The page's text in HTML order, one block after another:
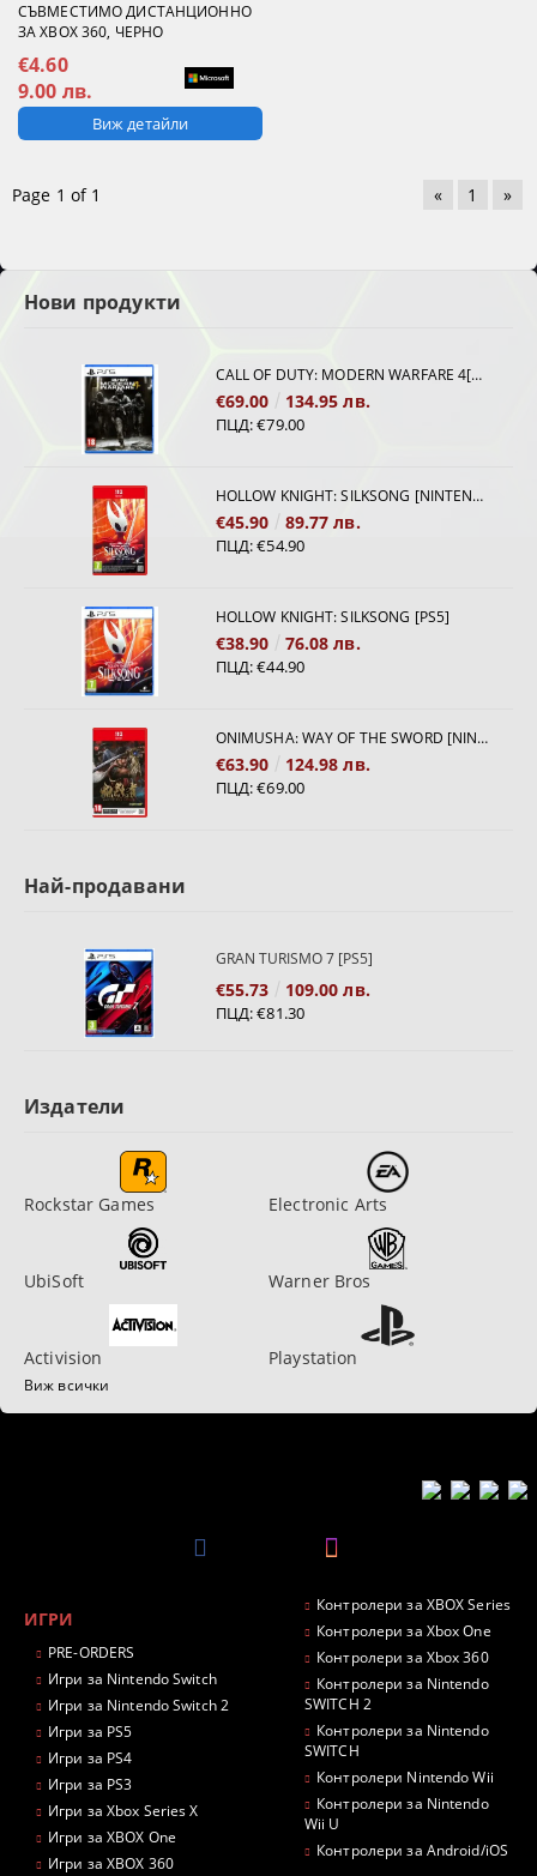
СЪВМЕСТИМО ДИСТАНЦИОННО
ЗА XBOX 360, ЧЕРНО
€4.60
9.00 лв.
Виж детайли
Page 1 of 1 « 1 »
Нови продукти
CALL OF DUTY: MODERN WARFARE 4[PS5]
€69.00 134.95 лв.
ПЦД:€79.00
HOLLOW KNIGHT: SILKSONG [NINTENDO SWITCH 2]
€45.90 89.77 лв.
ПЦД:€54.90
HOLLOW KNIGHT: SILKSONG [PS5]
€38.90 76.08 лв.
ПЦД:€44.90
ONIMUSHA: WAY OF THE SWORD [NINTENDO SWITCH 2]
€63.90 124.98 лв.
ПЦД:€69.00
Най-продавани
GRAN TURISMO 7 [PS5]
€55.73 109.00 лв.
ПЦД:€81.30
Издатели
Rockstar Games Electronic Arts
UbiSoft Warner Bros
Activision Playstation
Виж всички
ИГРИ
PRE-ORDERS
Игри за Nintendo Switch
Игри за Nintendo Switch 2
Игри за PS5
Игри за PS4
Игри за PS3
Игри за Xbox Series X
Игри за XBOX One
Игри за XBOX 360
Контролери за XBOX Series
Контролери за Xbox One
Контролери за Xbox 360
Контролери за Nintendo
SWITCH 2
Контролери за Nintendo
SWITCH
Контролери Nintendo Wii
Контролери за Nintendo
Wii U
Контролери за Android/iOS